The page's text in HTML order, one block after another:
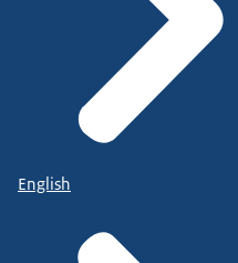
English